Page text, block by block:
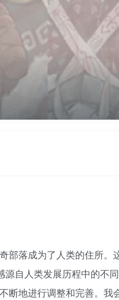
落成为了人类的住所。
自人类发展历程中的不
地进行调整和完善。我